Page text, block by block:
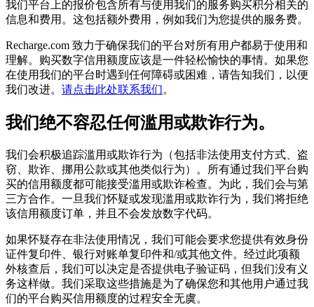
我们平台上的报价包含所有与使用我们的服务购买积分相关的
信息和费用。这包括额外费用，例如我们为您提供的服务费。
Recharge.com 致力于确保我们的平台对所有用户都易于使用和
理解。购买数字信用额度应该是一件轻松愉快的事情。如果您
在使用我们的平台时遇到任何障碍或困难，请告知我们，以便
我们改进。 请点击此处联系我们。
我们绝不容忍任何滥用或欺诈行为。
我们会积极追踪滥用或欺诈行为（包括非法使用支付方式、盗
窃、欺诈、挪用公款或其他类似行为）。所有通过我们平台购
买的信用额度都可能接受滥用或欺诈检查。为此，我们会与第
三方合作。一旦我们怀疑或发现滥用或欺诈行为，我们将拒绝
该信用额度订单，并且不会发放数字代码。
如果怀疑存在非法使用情况，我们可能会要求您提供有效身份
证件复印件、银行对账单复印件和/或其他文件。经过此项额
外核查后，我们可以决定是否提供电子验证码，但我们没有义
务这样做。我们采取这些措施是为了确保您和其他用户通过我
们的平台购买信用额度的过程安全无虞。